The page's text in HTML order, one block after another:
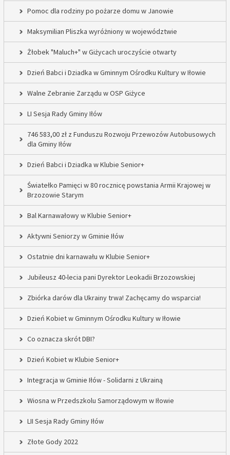
Pomoc dla rodziny po pożarze domu w Janowie
Maksymilian Pliszka wyróżniony w województwie
Żłobek "Maluch+" w Giżycach uroczyście otwarty
Dzień Babci i Dziadka w Gminnym Ośrodku Kultury w Iłowie
Walne Zebranie Zarządu w OSP Giżyce
LI Sesja Rady Gminy Iłów
746 583,00 zł z Funduszu Rozwoju Przewozów Autobusowych
dla Gminy Iłów
Dzień Babci i Dziadka w Klubie Senior+
Światełko Pamięci w 80 rocznicę powstania Armii Krajowej w
Brzozowie Starym
Bal Karnawałowy w Klubie Senior+
Aktywni Seniorzy w Gminie Iłów
Ostatnie dni karnawału w Klubie Senior+
Jubileusz 40-lecia pani Dyrektor Leokadii Brzozowskiej
Zbiórka darów dla Ukrainy trwa! Zachęcamy do wsparcia!
Dzień Kobiet w Gminnym Ośrodku Kultury w Iłowie
Co oznacza skrót DBI?
Dzień Kobiet w Klubie Senior+
Integracja w Gminie Iłów - Solidarni z Ukrainą
Wiosna w Przedszkolu Samorządowym w Iłowie
LII Sesja Rady Gminy Iłów
Złote Gody 2022